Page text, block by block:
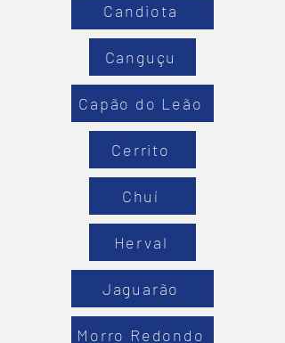
Candiota
Canguçu
Capão do Leão
Cerrito
Chuí
Herval
Jaguarão
Morro Redondo